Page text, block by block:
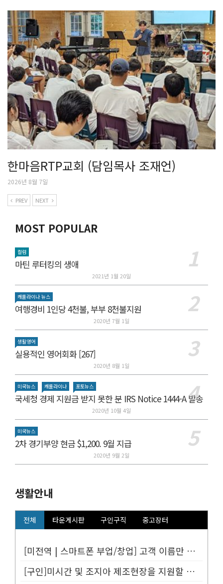
한마음RTP교회 (담임목사 조재언)
2026년 8월 7일
PREV NEXT
MOST POPULAR
컬럼
마틴 루터킹의 생애
2021년 1월 20일
캐롤라이나 뉴스
여행경비 1인당 4천불, 부부 8천불지원
2020년 7월 1일
생활영어
실용적인 영어회화 [267]
2020년 8월 1일
미국뉴스 캐롤라이나 포토뉴스
국세청 경제 지원금 받지 못한 분 IRS Notice 1444-A 발송
2020년 10월 4일
미국뉴스
2차 경기부양 현금 $1,200. 9월 지급
2020년 9월 2일
생활안내
전체 타운게시판 구인구직 중고장터
[미전역 | 스마트폰 부업/창업] 고객 이름만 넣으면 평생 연금 20% ...
[구인]미시간 및 조지아 제조현장을 지원할 Customer Service...